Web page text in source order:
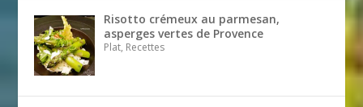
Risotto crémeux au parmesan,
asperges vertes de Provence
Plat, Recettes